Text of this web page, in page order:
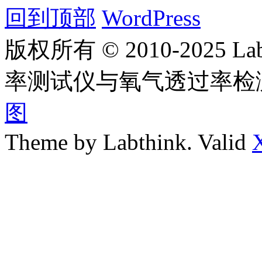
回到顶部 WordPress
版权所有 © 2010-2025
率测试仪与氧气透过率
图
Theme by Labthink. Valid